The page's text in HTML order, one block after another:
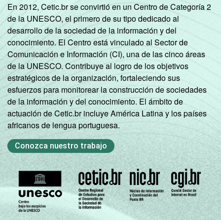
En 2012, Cetic.br se convirtió en un Centro de Categoría 2
de la UNESCO, el primero de su tipo dedicado al
desarrollo de la sociedad de la información y del
conocimiento. El Centro está vinculado al Sector de
Comunicación e Información (CI), una de las cinco áreas
de la UNESCO. Contribuye al logro de los objetivos
estratégicos de la organización, fortaleciendo sus
esfuerzos para monitorear la construcción de sociedades
de la información y del conocimiento. El ámbito de
actuación de Cetic.br incluye América Latina y los países
africanos de lengua portuguesa.
Conozca nuestro trabajo